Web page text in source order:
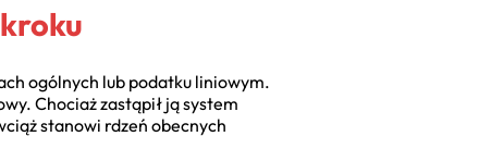
ogólnych lub podatku liniowym.
Chociaż zastąpił ją system
stanowi rdzeń obecnych